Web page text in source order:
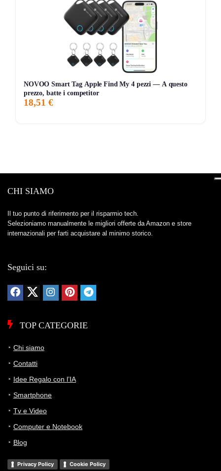
NOVOO Smart Tag Apple Find My 4 pezzi — A questo
prezzo, batte i competitor
18,51 €
CHI SIAMO
Il tuo punto di riferimento per il risparmio tech.
Selezioniamo manualmente le migliori offerte da Amazon e store
internazionali per farti acquistare al minimo storico.
Seguici su:
TOP CATEGORIE
Chi siamo
Contatti
Idee Regalo con l’IA
Smartphone
Tv e Video
Computer e Notebook
Blog
Privacy Policy Cookie Policy